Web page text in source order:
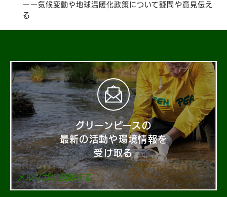
ーー気候変動や地球温暖化政策について疑問や意見伝え
る
グリーンピースの
最新の活動や環境情報を
受け取る
メルマガに登録する